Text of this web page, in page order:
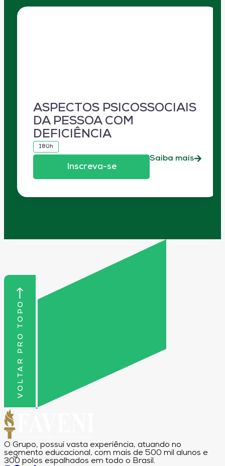
ASPECTOS PSICOSSOCIAIS
DA PESSOA COM
DEFICIÊNCIA
180h
Inscreva-se
Saiba mais
VOLTAR PRO TOPO
O Grupo, possui vasta experiência, atuando no
segmento educacional, com mais de 500 mil alunos e
300 polos espalhados em todo o Brasil.